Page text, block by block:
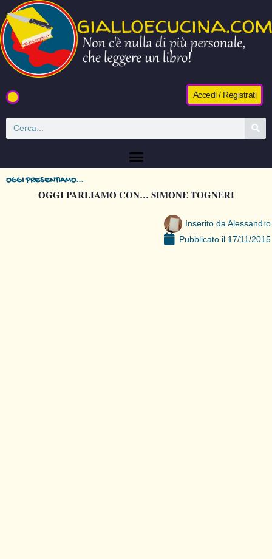
Accedi / Registrati
OGGI PRESENTIAMO...
OGGI PARLIAMO CON… SIMONE TOGNERI
Inserito da
Pubblicato il 17/11/2015